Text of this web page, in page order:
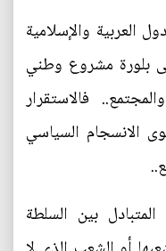
العربية والإسلامية
بلورة مشروع وطني
فالاستقرار
الانسجام السياسي
بين السلطة